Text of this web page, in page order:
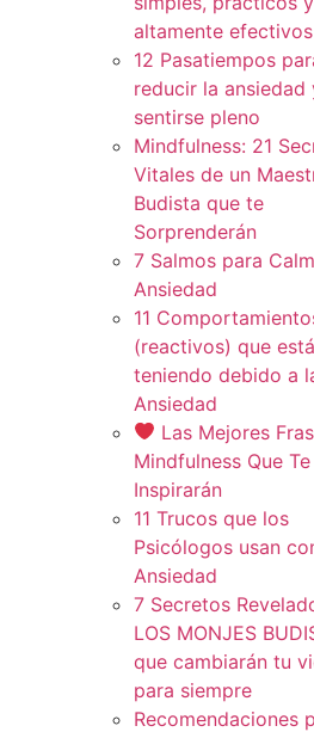
altamente efectivos
12 Pasatiempos
reducir la ansiedad
sentirse pleno
Mindfulness: 21
Vitales de un
Budista que te
Sorprenderán
7 Salmos para
Ansiedad
11
(reactivos) que
teniendo debido a
Ansiedad
Las Mejores
Mindfulness Que Te
Inspirarán
11 Trucos que los
Psicólogos usan
Ansiedad
7 Secretos
LOS MONJES
que cambiarán tu
para siempre
Recomendaciones